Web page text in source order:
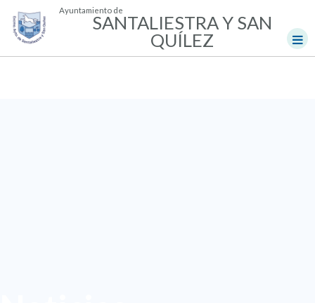
Ayuntamiento de
SANTALIESTRA Y SAN
QUÍLEZ